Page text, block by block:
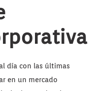
día con las últimas
en un mercado